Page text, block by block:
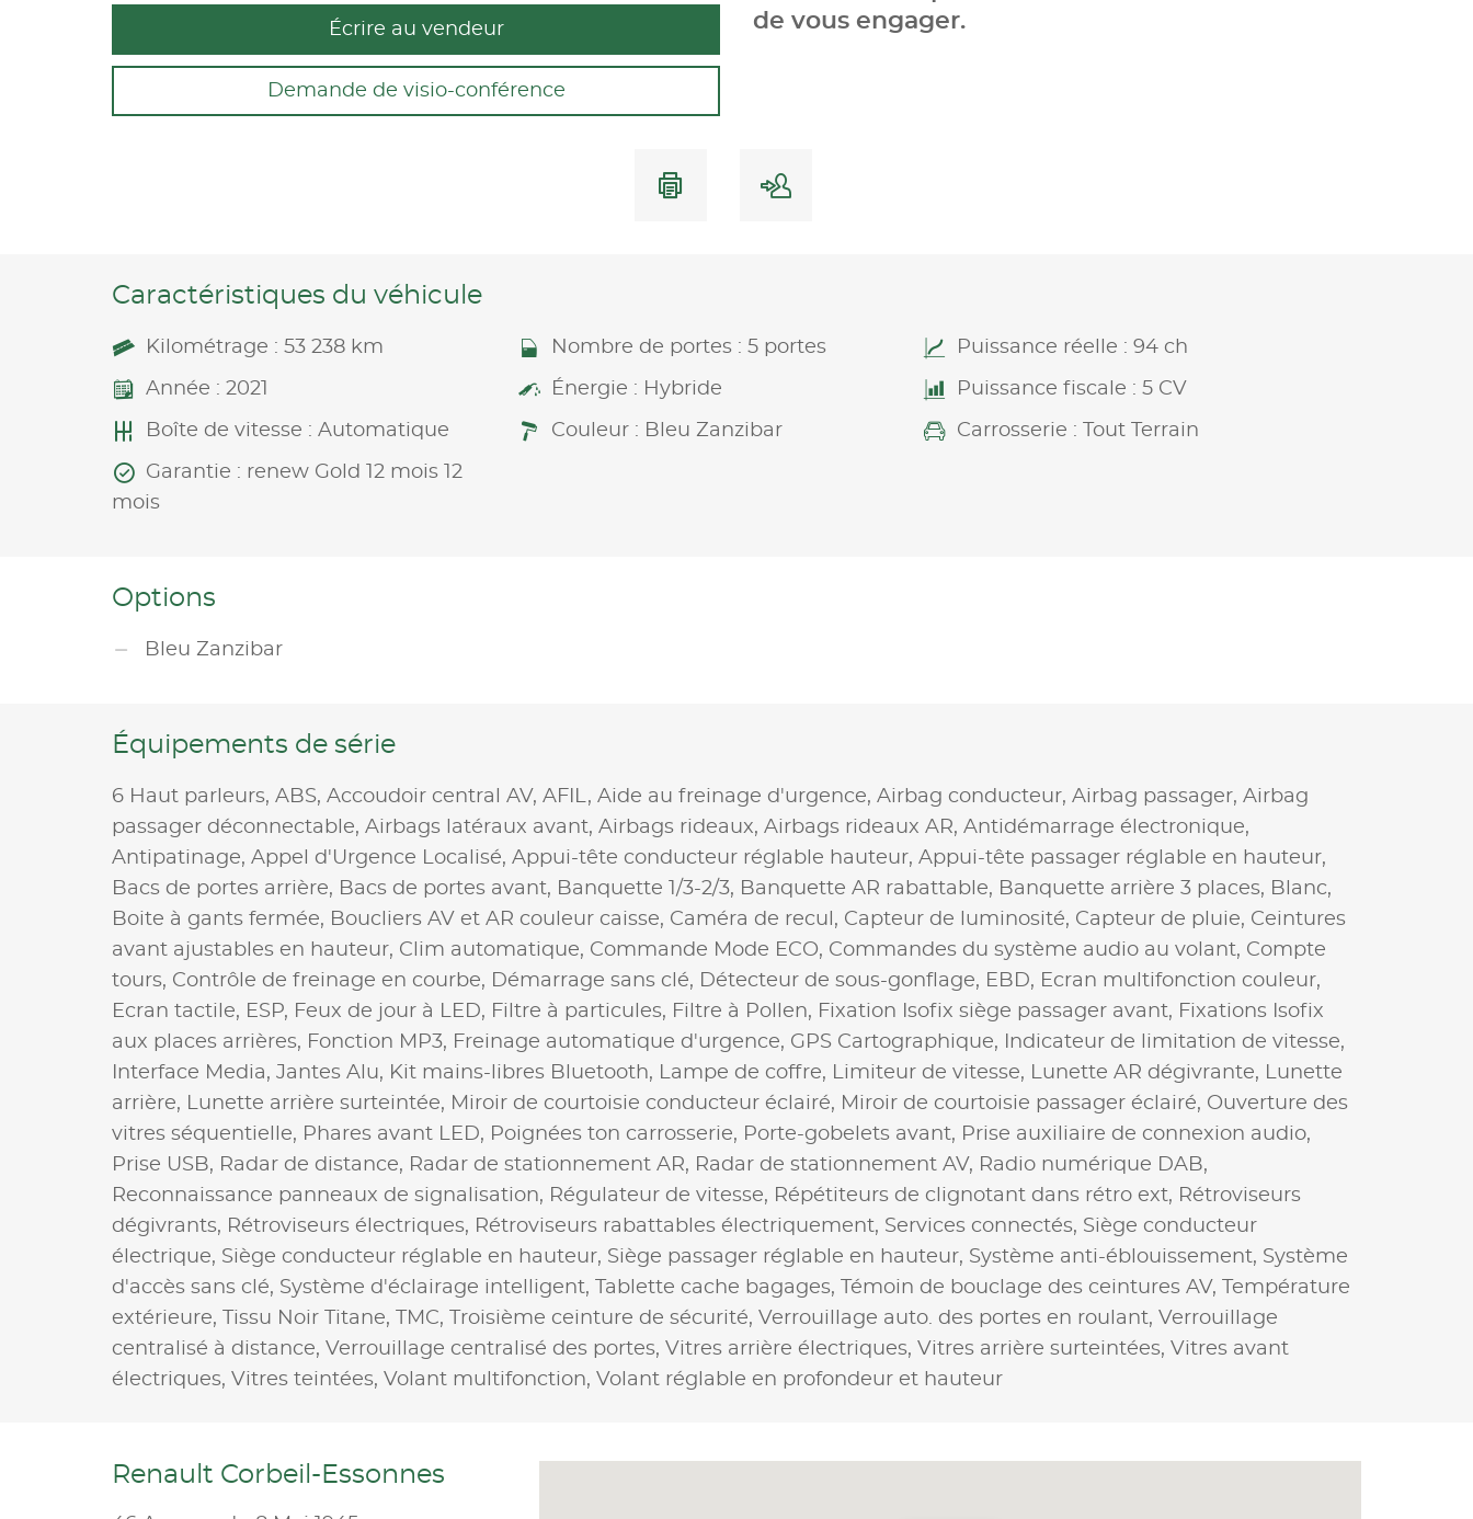
Écrire au vendeur
Demande de visio-conférence
de vous engager.
Caractéristiques du véhicule
Kilométrage : 53 238 km Nombre de portes : 5 portes Puissance réelle : 94 ch
Année : 2021 Énergie : Hybride Puissance fiscale : 5 CV
Boîte de vitesse : Automatique Couleur : Bleu Zanzibar Carrosserie : Tout Terrain
Garantie : renew Gold 12 mois 12
mois
Options
Bleu Zanzibar
Équipements de série
6 Haut parleurs, ABS, Accoudoir central AV, AFIL, Aide au freinage d'urgence, Airbag conducteur, Airbag passager, Airbag
passager déconnectable, Airbags latéraux avant, Airbags rideaux, Airbags rideaux AR, Antidémarrage électronique,
Antipatinage, Appel d'Urgence Localisé, Appui-tête conducteur réglable hauteur, Appui-tête passager réglable en hauteur,
Bacs de portes arrière, Bacs de portes avant, Banquette 1/3-2/3, Banquette AR rabattable, Banquette arrière 3 places, Blanc,
Boite à gants fermée, Boucliers AV et AR couleur caisse, Caméra de recul, Capteur de luminosité, Capteur de pluie, Ceintures
avant ajustables en hauteur, Clim automatique, Commande Mode ECO, Commandes du système audio au volant, Compte
tours, Contrôle de freinage en courbe, Démarrage sans clé, Détecteur de sous-gonflage, EBD, Ecran multifonction couleur,
Ecran tactile, ESP, Feux de jour à LED, Filtre à particules, Filtre à Pollen, Fixation Isofix siège passager avant, Fixations Isofix
aux places arrières, Fonction MP3, Freinage automatique d'urgence, GPS Cartographique,
Indicateur de limitation de vitesse,
Interface Media, Jantes Alu, Kit mains-libres Bluetooth, Lampe de coffre, Limiteur de vitesse, Lunette AR dégivrante, Lunette
arrière, Lunette arrière surteintée, Miroir de courtoisie conducteur éclairé, Miroir de courtoisie passager éclairé, Ouverture des
vitres séquentielle, Phares avant LED, Poignées ton carrosserie, Porte-gobelets avant, Prise auxiliaire de connexion audio,
Prise USB, Radar de distance, Radar de stationnement AR, Radar de stationnement AV, Radio numérique DAB,
Reconnaissance panneaux de signalisation, Régulateur de vitesse, Répétiteurs de clignotant dans rétro ext, Rétroviseurs
dégivrants, Rétroviseurs électriques, Rétroviseurs rabattables électriquement, Services connectés, Siège conducteur
électrique, Siège conducteur réglable en hauteur, Siège passager réglable en hauteur, Système anti-éblouissement, Système
d'accès sans clé, Système d'éclairage intelligent, Tablette cache bagages, Témoin de bouclage des ceintures AV,
Température
extérieure,
Tissu Noir Titane, TMC, Troisième ceinture de sécurité, Verrouillage auto. des portes en roulant, Verrouillage
centralisé à distance, Verrouillage centralisé des portes, Vitres arrière électriques, Vitres arrière surteintées, Vitres avant
électriques, Vitres teintées, Volant multifonction, Volant réglable en profondeur et hauteur
Renault Corbeil-Essonnes